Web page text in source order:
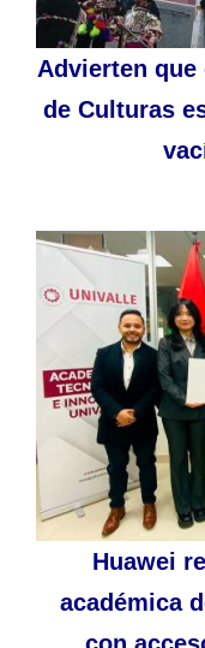
Advierten
de Culturas
Huawei
académica